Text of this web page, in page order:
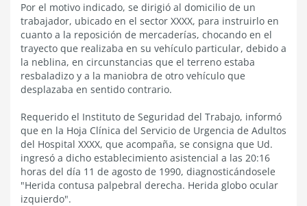
Por el motivo indicado, se dirigió al domicilio de un
trabajador, ubicado en el sector XXXX, para instruirlo en
cuanto a la reposición de mercaderías, chocando en el
trayecto que realizaba en su vehículo particular, debido a
la neblina, en circunstancias que el terreno estaba
resbaladizo y a la maniobra de otro vehículo que
desplazaba en sentido contrario.
Requerido el Instituto de Seguridad del Trabajo, informó
que en la Hoja Clínica del Servicio de Urgencia de Adultos
del Hospital XXXX, que acompaña, se consigna que Ud.
ingresó a dicho establecimiento asistencial a las 20:16
horas del día 11 de agosto de 1990, diagnosticándosele
"Herida contusa palpebral derecha. Herida globo ocular
izquierdo".